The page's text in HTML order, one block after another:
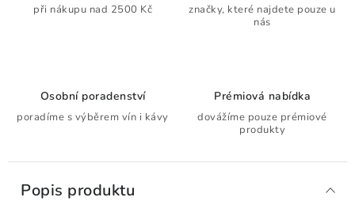
při nákupu nad 2500 Kč
značky, které najdete pouze u
nás
Osobní poradenství
poradíme s výběrem vín i kávy
Prémiová nabídka
dovážíme pouze prémiové
produkty
Popis produktu